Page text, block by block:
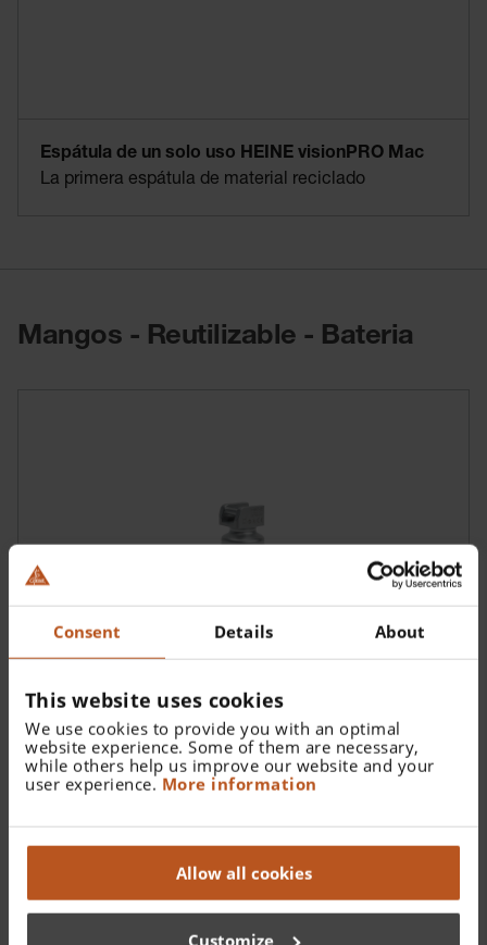
Consent Details About
This website uses cookies
We use cookies to provide you with an optimal
website experience. Some of them are necessary,
while others help us improve our website and your
user experience. More information
Allow all cookies
Customize
Espátula de un solo uso HEINE visionPRO Mac
La primera espátula de material reciclado
Mangos - Reutilizable - Bateria
Mango de laringoscopio HEINE EasyClean LED
SHORT